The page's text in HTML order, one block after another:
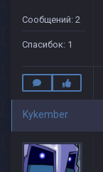
Сообщений: 2
Спасибок: 1
Kykember